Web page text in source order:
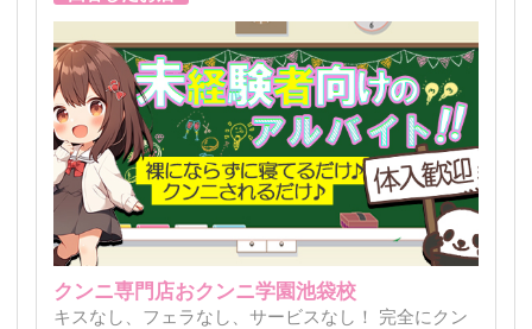
クンニ専門店おクンニ学園池袋校
キスなし、フェラなし、サービスなし！ 完全にクン